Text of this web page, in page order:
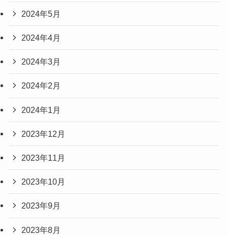
2024年5月
2024年4月
2024年3月
2024年2月
2024年1月
2023年12月
2023年11月
2023年10月
2023年9月
2023年8月